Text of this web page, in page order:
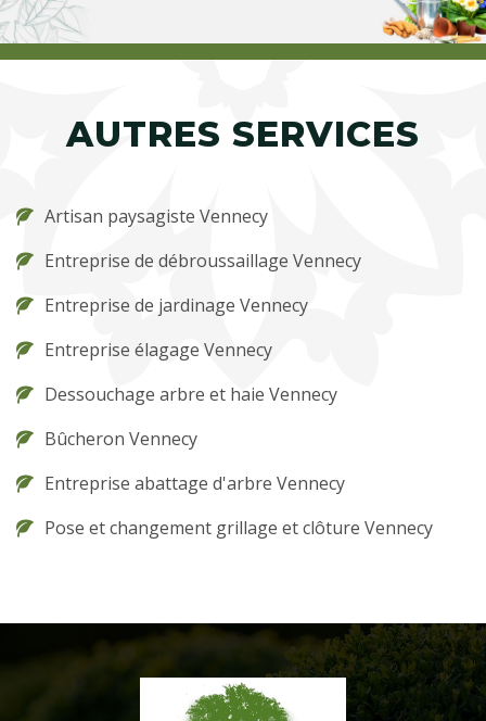
AUTRES SERVICES
Artisan paysagiste Vennecy
Entreprise de débroussaillage Vennecy
Entreprise de jardinage Vennecy
Entreprise élagage Vennecy
Dessouchage arbre et haie Vennecy
Bûcheron Vennecy
Entreprise abattage d'arbre Vennecy
Pose et changement grillage et clôture Vennecy